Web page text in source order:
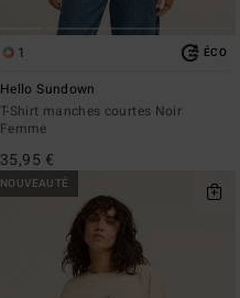
1 ÉCO
Hello Sundown
T-Shirt manches courtes Noir
Femme
35,95 €
NOUVEAUTÉ